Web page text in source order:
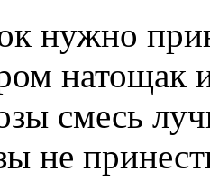
нужно
натощак
смесь
не